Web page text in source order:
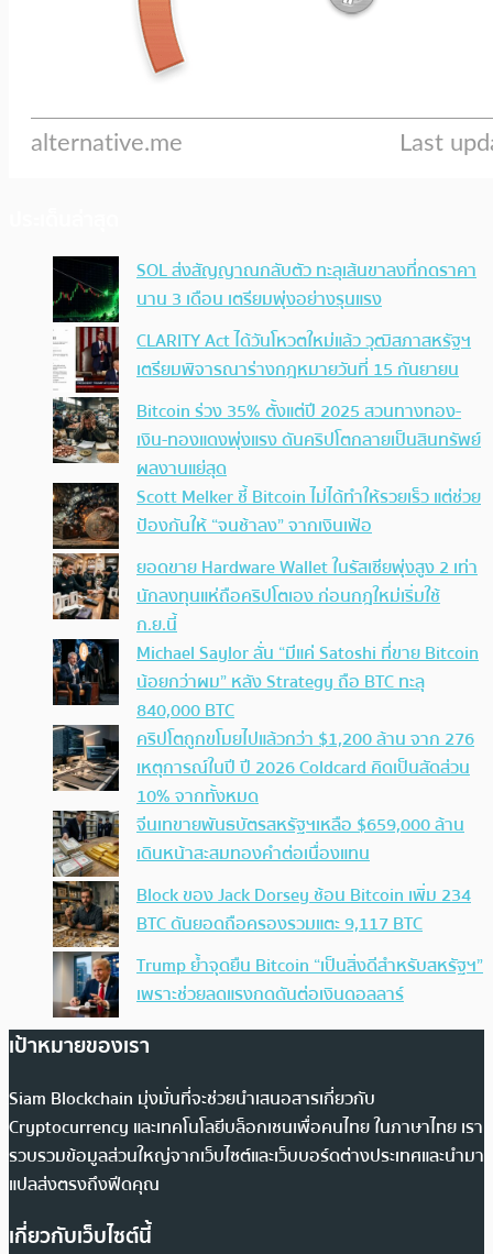
SOL ส่งสัญญาณกลับตัว ทะลุเส้นขาลงที่กดราคา
นาน 3 เดือน เตรียมพุ่งอย่างรุนแรง
CLARITY Act ได้วันโหวตใหม่แล้ว วุฒิสภาสหรัฐฯ
เตรียมพิจารณาร่างกฎหมายวันที่ 15 กันยายน
Bitcoin ร่วง 35% ตั้งแต่ปี 2025 สวนทางทอง-
เงิน-ทองแดงพุ่งแรง ดันคริปโตกลายเป็นสินทรัพย์
ผลงานแย่สุด
Scott Melker ชี้ Bitcoin ไม่ได้ทำให้รวยเร็ว แต่ช่วย
ป้องกันให้ “จนช้าลง” จากเงินเฟ้อ
ยอดขาย Hardware Wallet ในรัสเซียพุ่งสูง 2 เท่า
นักลงทุนแห่ถือคริปโตเอง ก่อนกฎใหม่เริ่มใช้
ก.ย.นี้
Michael Saylor ลั่น “มีแค่ Satoshi ที่ขาย Bitcoin
น้อยกว่าผม” หลัง Strategy ถือ BTC ทะลุ
840,000 BTC
คริปโตถูกขโมยไปแล้วกว่า $1,200 ล้าน จาก 276
เหตุการณ์ในปี ปี 2026 Coldcard คิดเป็นสัดส่วน
10% จากทั้งหมด
จีนเทขายพันธบัตรสหรัฐฯเหลือ $659,000 ล้าน
เดินหน้าสะสมทองคำต่อเนื่องแทน
Block ของ Jack Dorsey ช้อน Bitcoin เพิ่ม 234
BTC ดันยอดถือครองรวมแตะ 9,117 BTC
Trump ย้ำจุดยืน Bitcoin “เป็นสิ่งดีสำหรับสหรัฐฯ”
เพราะช่วยลดแรงกดดันต่อเงินดอลลาร์
เป้าหมายของเรา
Siam Blockchain มุ่งมั่นที่จะช่วยนำเสนอสารเกี่ยวกับ
Cryptocurrency และเทคโนโลยีบล็อกเชนเพื่อคนไทย ในภาษาไทย เรา
รวบรวมข้อมูลส่วนใหญ่จากเว็บไซต์และเว็บบอร์ดต่างประเทศและนำมา
แปลส่งตรงถึงฟีดคุณ
เกี่ยวกับเว็บไซต์นี้